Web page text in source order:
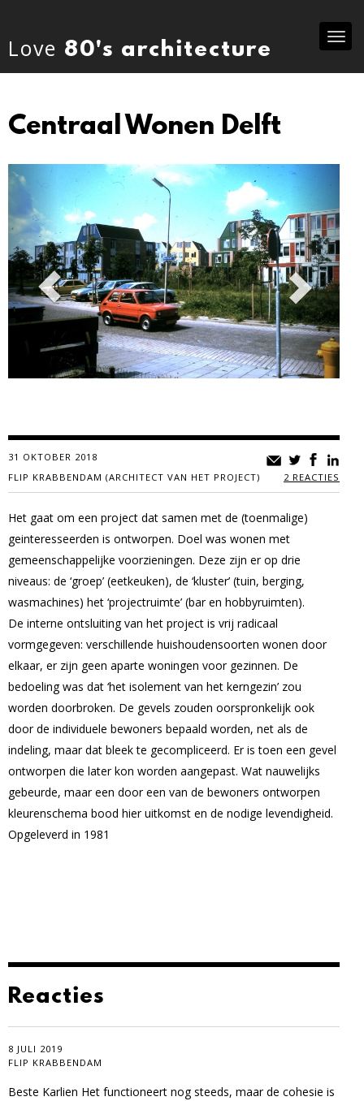
Love 80's architecture
Centraal Wonen Delft
Previous
31 OKTOBER 2018
FLIP KRABBENDAM (ARCHITECT VAN HET PROJECT)
2 REACTIES
Het gaat om een project dat samen met de (toenmalige)
geinteresseerden is ontworpen. Doel was wonen met
gemeenschappelijke voorzieningen. Deze zijn er op drie
niveaus: de ‘groep’ (eetkeuken), de ‘kluster’ (tuin, berging,
wasmachines) het ‘projectruimte’ (bar en hobbyruimten).
De interne ontsluiting van het project is vrij radicaal
vormgegeven: verschillende huishoudensoorten wonen door
elkaar, er zijn geen aparte woningen voor gezinnen. De
bedoeling was dat ‘het isolement van het kerngezin’ zou
worden doorbroken. De gevels zouden oorspronkelijk ook
door de individuele bewoners bepaald worden, net als de
indeling, maar dat bleek te gecompliceerd. Er is toen een gevel
ontworpen die later kon worden aangepast. Wat nauwelijks
gebeurde, maar een door een van de bewoners ontworpen
kleurenschema bood hier uitkomst en de nodige levendigheid.
Opgeleverd in 1981
Reacties
8 JULI 2019
FLIP KRABBENDAM
Beste Karlien Het functioneert nog steeds, maar de cohesie is